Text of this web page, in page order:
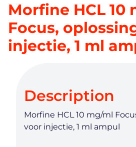
Morfine HCL 10
Focus,
injectie, 1 ml
Description
Morfine HCL 10 mg/ml
voor injectie, 1 ml ampul